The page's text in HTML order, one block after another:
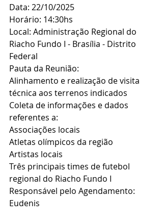
Data: 22/10/2025
Horário: 14:30hs
Local: Administração Regional do
Riacho Fundo I - Brasília - Distrito
Federal
Pauta da Reunião:
Alinhamento e realização de visita
técnica aos terrenos indicados
Coleta de informações e dados
referentes a:
Associações locais
Atletas olímpicos da região
Artistas locais
Três principais times de futebol
regional do Riacho Fundo I
Responsável pelo Agendamento:
Eudenis